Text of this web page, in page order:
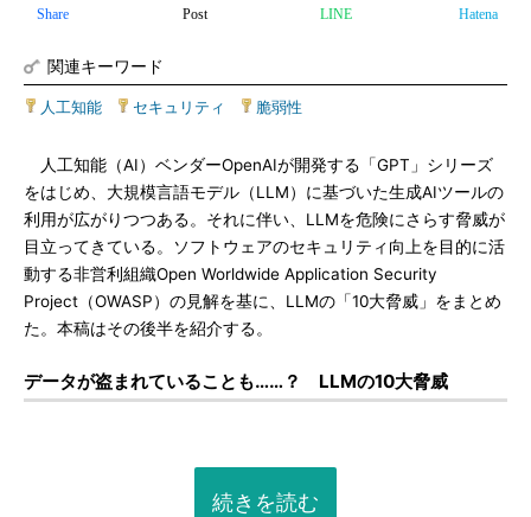
Share Post LINE Hatena
関連キーワード
人工知能 セキュリティ 脆弱性
人工知能（AI）ベンダーOpenAIが開発する「GPT」シリーズ
をはじめ、大規模言語モデル（LLM）に基づいた生成AIツールの
利用が広がりつつある。それに伴い、LLMを危険にさらす脅威が
目立ってきている。ソフトウェアのセキュリティ向上を目的に活
動する非営利組織Open Worldwide Application Security
Project（OWASP）の見解を基に、LLMの「10大脅威」をまとめ
た。本稿はその後半を紹介する。
データが盗まれていることも……？ LLMの10大脅威
続きを読む